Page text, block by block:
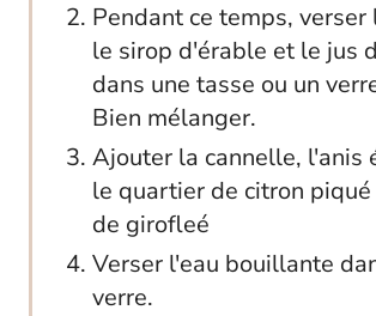
Pendant ce temps, verser
le sirop d'érable et le jus
dans une tasse ou un
Bien mélanger.
Ajouter la cannelle, l'anis
le quartier de citron
de girofleé
Verser l'eau bouillante
verre.